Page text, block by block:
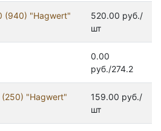
(940) "Hagwert"
520.00 руб./
шт
0.00
руб./274.2
(250) "Hagwert"
159.00 руб./
шт